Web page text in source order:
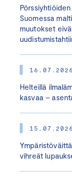
Suomessa
muutokset
Helteillä
kasvaa –
vihreät